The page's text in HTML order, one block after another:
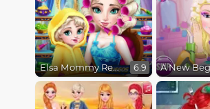
Elsa Mommy Real Makeover 6.9